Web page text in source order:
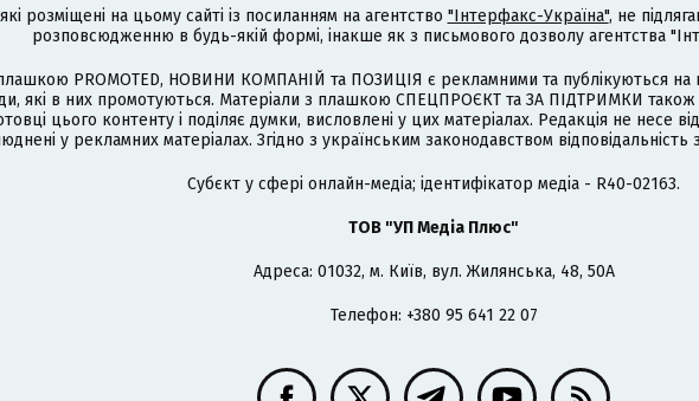
розміщені на цьому сайті із посиланням на агентство "Інтерфакс-Україна", не
розповсюдженню в будь-якій формі, інакше як з письмового дозволу агентства
PROMOTED, НОВИНИ КОМПАНІЙ та ПОЗИЦІЯ є рекламними та публікуються на
які в них промотуються. Матеріали з плашкою СПЕЦПРОЄКТ та ЗА ПІДТРИМКИ
цього контенту і поділяє думки, висловлені у цих матеріалах. Редакція не несе
у рекламних матеріалах. Згідно з українським законодавством
Cубєкт у сфері онлайн-медіа; ідентифікатор медіа - R40-02163.
ТОВ "УП Медіа Плюс"
Адреса: 01032, м. Київ, вул. Жилянська, 48, 50А
Телефон: +380 95 641 22 07